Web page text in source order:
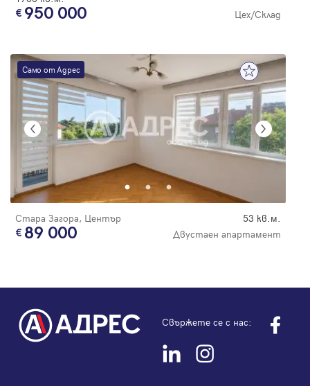
950 000 Цех/Склад
Само от Адрес
Стара Загора, Център 53 кв.м.
89 000 Двустаен апартамент
Свържете се с нас: